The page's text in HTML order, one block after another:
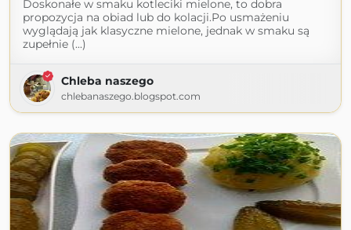
Doskonałe w smaku kotleciki mielone, to dobra
propozycja na obiad lub do kolacji.Po usmażeniu
wyglądają jak klasyczne mielone, jednak w smaku są
zupełnie (...)
Chleba naszego
chlebanaszego.blogspot.com